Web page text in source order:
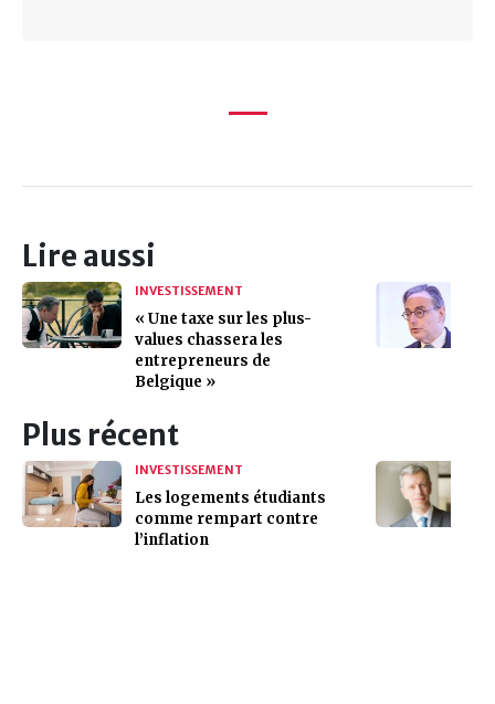
Lire aussi
INVESTISSEMENT
« Une taxe sur les plus-
values chassera les
entrepreneurs de
Belgique »
Plus récent
INVESTISSEMENT
Les logements étudiants
comme rempart contre
l’inflation